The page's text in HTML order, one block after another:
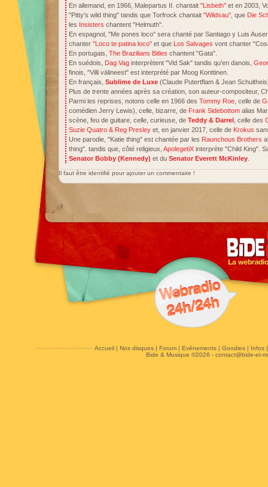
En allemand, en 1966, Malepartus II. chantait "Lisbeth" et en 2003,
"Pitty's wild thing" tandis que Torfrock chantait "Wildsau" , que Die
les Insisters chantent "Helmuth".
En espagnol, "Me pones loco" sera chanté par Santiago y Luis
chanter "Loco te patina loco" et que Los Salvages vont chanter
En portugais, The Brazilians Bitles chantent "Gata".
En suédois, Dag Vag interprètent "Vid Sak" tandis qu'en danois,
finois, "Villi välineest" est interprété par Moog Konttinen.
En français, Sublime de Luxe (Claude Putertflam & Jean
Plus de trente années après sa création, son auteur-compositeur,
Parmi les reprises, notons celle en 1966 des Tommy Roe , celle de
comédien Jerry Lewis), celle, bizarre, de Frank Sidebottom alias
scène, feu de guitare, celle, curieuse, de Teddy & Darrel , celle des
Suzie Quatro & Reg Presley et, en janvier 2017, celle de Krokus
Une parodie, "Katie thing" est chantée par les Raunchous Brothers
thing". tandis que, côté religieux, ApolegetiX interprète "Child King".
Senator Bobby (Kennedy) et du Senator Everett McKinley
Il faut être identifié pour ajouter un commentaire !
Accueil| Nos disques| Forum| Evénements| Goodies| Infos
Bide & Musique ©2026 - contact@bide-et-